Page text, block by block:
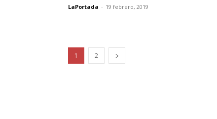
LaPortada - 19 febrero, 2019
1 2